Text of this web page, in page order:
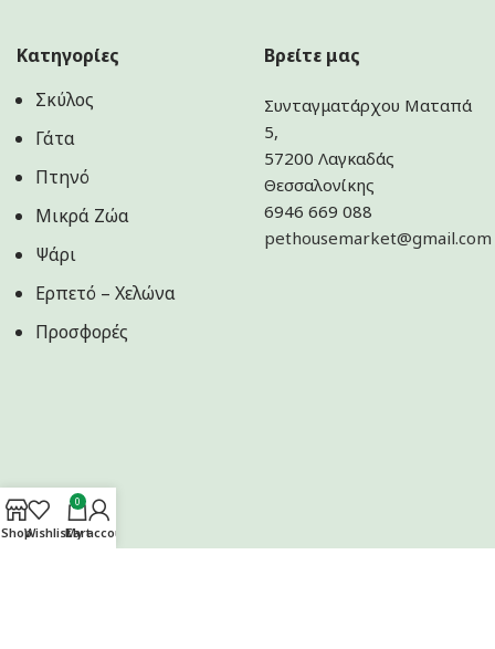
Κατηγορίες
Σκύλος
Γάτα
Πτηνό
Μικρά Ζώα
Ψάρι
Ερπετό – Χελώνα
Προσφορές
Βρείτε μας
Συνταγματάρχου Ματαπά
5,
57200 Λαγκαδάς
Θεσσαλονίκης
6946 669 088
pethousemarket@gmail.com
ShopWishlist
0
Cart
My account